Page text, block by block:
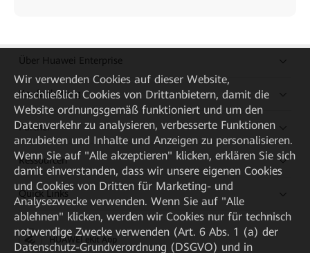
Über Huawei Enterprise
Kaufanleitung
Partner
Ressourcen
Quick Links
HUAWEI eKit App
Wir verwenden Cookies auf dieser Website,
einschließlich Cookies von Drittanbietern, damit die
Website ordnungsgemäß funktioniert und um den
Datenverkehr zu analysieren, verbesserte Funktionen
anzubieten und Inhalte und Anzeigen zu personalisieren.
Wenn Sie auf "Alle akzeptieren" klicken, erklären Sie sich
damit einverstanden, dass wir unsere eigenen Cookies
und Cookies von Dritten für Marketing- und
Analysezwecke verwenden. Wenn Sie auf "Alle
ablehnen" klicken, werden wir Cookies nur für technisch
notwendige Zwecke verwenden (Art. 6 Abs. 1 (a) der
Datenschutz-Grundverordnung (DSGVO) und in